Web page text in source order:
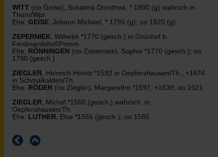
WITT (oo Geise), Susanna Dorothea, * 1800 (g) wahrsch in
Thorn/Wpr.
Ehe: GEISE, Johann Michael, * 1795 (g); oo 1820 (g)
ZEPERNIEK, Wilhelm *1770 (gesch.) in Grünhof b.
Ferdinandshof/Pomm.
Ehe: RÖNNINGEN (oo Zeperniek), Sophie *1770 (gesch.); oo
1790 (gesch.)
ZIEGLER, Heinrich Heintz *1592 in Oepfershausen/Th., +1674
in Schmalkalden/Th.
Ehe: RÖDER (oo Ziegler), Margarethe *1597, +1639; oo 1621
ZIEGLER, Michel *1560 (gesch.) wahrsch. in
Oepfershausen/Th.
Ehe: LUTHER, Else *1565 (gesch.); oo 1585